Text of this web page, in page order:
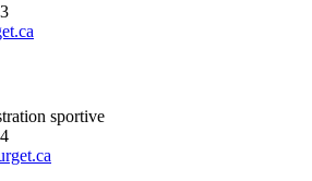
sportive